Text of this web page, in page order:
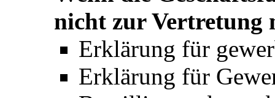
nicht zur Vertretung
Erklärung für
Erklärung für